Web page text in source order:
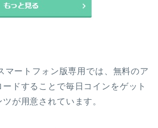
マートフォン版専用では、無料のア
ドすることで毎日コインをゲット
が用意されています。